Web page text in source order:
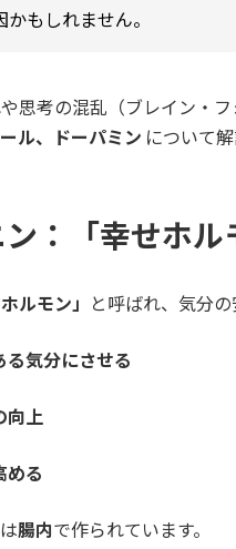
かもしれません。
思考の混乱（ブレイン・
ル、ドーパミン について
：「幸せホル
ルモン」 と呼ばれ、気分の
る気分にさせる
向上
める
腸内で作られています。